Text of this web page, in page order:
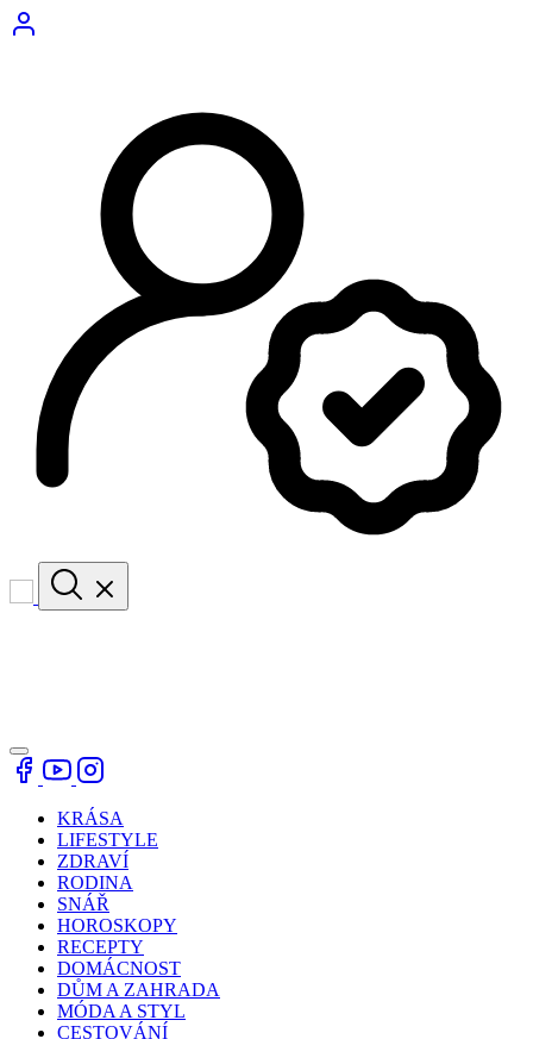
KRÁSA
LIFESTYLE
ZDRAVÍ
RODINA
SNÁŘ
HOROSKOPY
RECEPTY
DOMÁCNOST
DŮM A ZAHRADA
MÓDA A STYL
CESTOVÁNÍ